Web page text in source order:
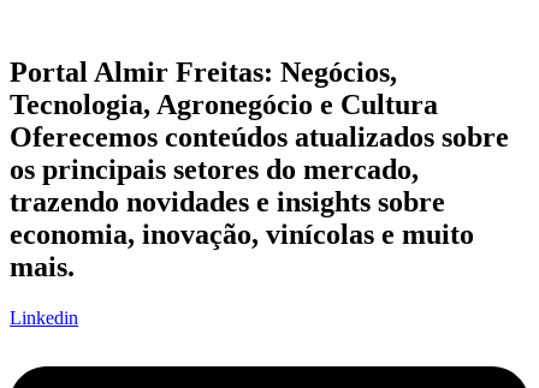
Portal Almir Freitas: Negócios,
Tecnologia, Agronegócio e Cultura
Oferecemos conteúdos atualizados sobre
os principais setores do mercado,
trazendo novidades e insights sobre
economia, inovação, vinícolas e muito
mais.
Linkedin